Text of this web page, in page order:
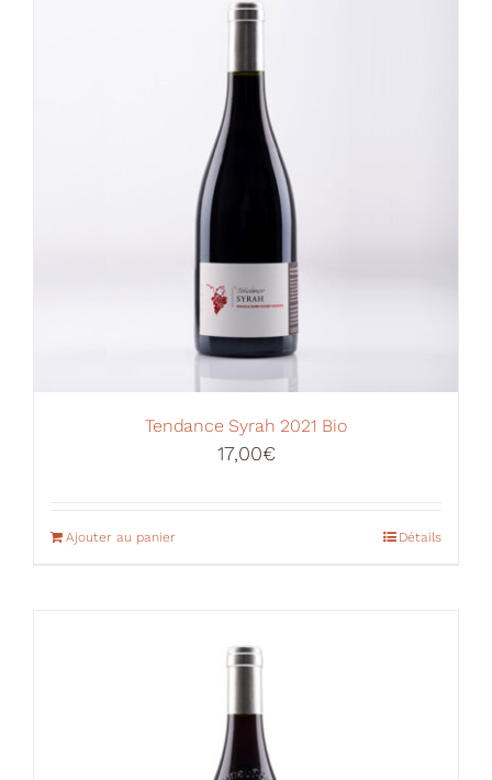
Tendance Syrah 2021 Bio
17,00€
Ajouter au panier Détails